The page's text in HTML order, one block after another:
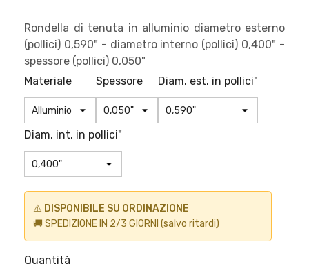
Rondella di tenuta in alluminio diametro esterno
(pollici) 0,590" - diametro interno (pollici) 0,400" -
spessore (pollici) 0,050"
Materiale
Spessore Diam. est. in pollici"
Diam. int. in pollici"
⚠️ DISPONIBILE SU ORDINAZIONE
🚚 SPEDIZIONE IN 2/3 GIORNI (salvo ritardi)
Quantità